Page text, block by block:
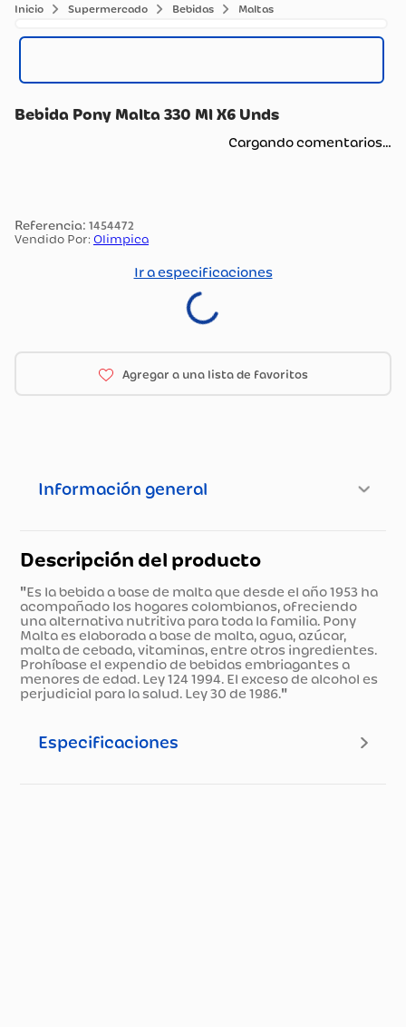
Supermercado Bebidas Maltas
Bebida Pony Malta 330 Ml X6 Unds
Cargando comentarios…
: 1454472
Vendido Por: Olimpica
Ir a especificaciones
Información general
Descripción del producto
"Es la bebida a base de malta que desde el año 1953 ha
acompañado los hogares colombianos, ofreciendo
una alternativa nutritiva para toda la familia. Pony
Malta es elaborada a base de malta, agua, azúcar,
malta de cebada, vitaminas, entre otros ingredientes.
Prohíbase el expendio de bebidas embriagantes a
menores de edad. Ley 124 1994. El exceso de alcohol es
perjudicial para la salud. Ley 30 de 1986."
Especificaciones